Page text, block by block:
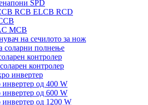
SPD
RCB ELCB RCD
MCB
на сечилото за нож
соларни полнење
контролер
контролер
инвертер
од 400 W
од 600 W
од 1200 W